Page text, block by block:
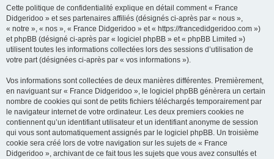
Cette politique de confidentialité explique en détail comment « France
Didgeridoo » et ses partenaires affiliés (désignés ci-après par « nous »,
« notre », « nos », « France Didgeridoo » et « https://francedidgeridoo.com »)
et phpBB (désigné ci-après par « logiciel phpBB » et « phpBB Limited »)
utilisent toutes les informations collectées lors des sessions d’utilisation de
votre part (désignées ci-après par « vos informations »).
Vos informations sont collectées de deux manières différentes. Premièrement,
en naviguant sur « France Didgeridoo », le logiciel phpBB génèrera un certain
nombre de cookies qui sont de petits fichiers téléchargés temporairement par
le navigateur internet de votre ordinateur. Les deux premiers cookies ne
contiennent qu’un identifiant utilisateur et un identifiant anonyme de session
qui vous sont automatiquement assignés par le logiciel phpBB. Un troisième
cookie sera créé lors de votre navigation sur les sujets de « France
Didgeridoo », archivant de ce fait tous les sujets que vous avez consultés et